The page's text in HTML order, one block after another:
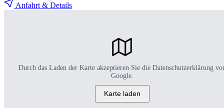
Anfahrt & Details
Durch das Laden der Karte akzeptieren Sie die Datenschutzerklärung
Google.
Karte laden